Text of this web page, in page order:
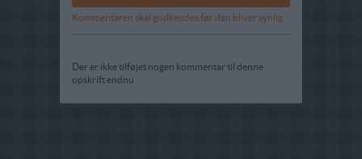
Kommentaren skal godkendes før den bliver synlig
Der er ikke tilføjet nogen kommentar til denne
opskrift endnu